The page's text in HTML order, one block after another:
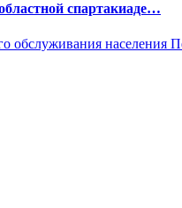
спартакиаде…
обслуживания населения